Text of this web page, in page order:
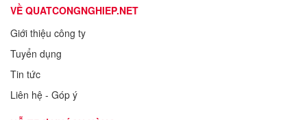
VỀ QUATCONGNGHIEP.NET
Giới thiệu công ty
Tuyển dụng
Tin tức
Liên hệ - Góp ý